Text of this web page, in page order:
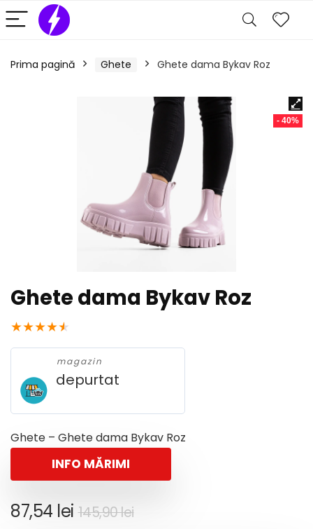
Prima pagină Ghete Ghete dama Bykav Roz
- 40%
Ghete dama Bykav Roz
★★★★★
magazin
depurtat
Ghete – Ghete dama Bykav Roz
INFO MĂRIMI
145,90leiPrețul
87,54 lei
Prețul